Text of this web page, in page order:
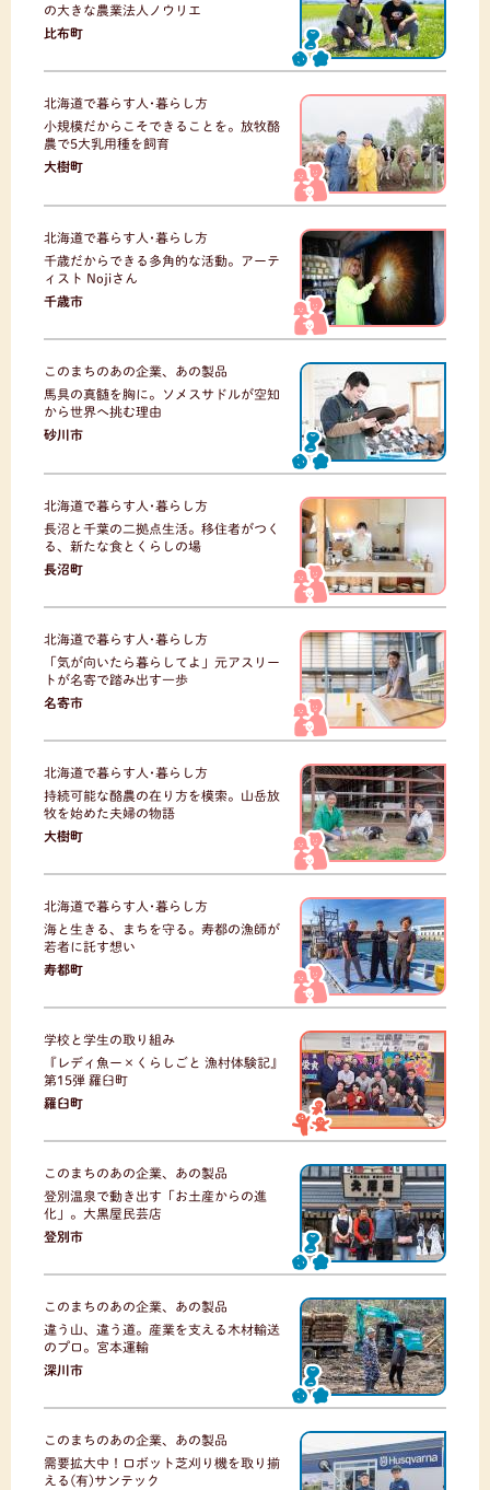
の大きな農業法人ノウリエ
比布町
北海道で暮らす人･暮らし方
小規模だからこそできることを。放牧酪
農で5大乳用種を飼育
大樹町
北海道で暮らす人･暮らし方
千歳だからできる多角的な活動。アーテ
ィスト Nojiさん
千歳市
このまちのあの企業、あの製品
馬具の真髄を胸に。ソメスサドルが空知
から世界へ挑む理由
砂川市
北海道で暮らす人･暮らし方
長沼と千葉の二拠点生活。移住者がつく
る、新たな食とくらしの場
長沼町
北海道で暮らす人･暮らし方
「気が向いたら暮らしてよ」元アスリー
トが名寄で踏み出す一歩
名寄市
北海道で暮らす人･暮らし方
持続可能な酪農の在り方を模索。山岳放
牧を始めた夫婦の物語
大樹町
北海道で暮らす人･暮らし方
海と生きる、まちを守る。寿都の漁師が
若者に託す想い
寿都町
学校と学生の取り組み
『レディ魚ー×くらしごと 漁村体験記』
第15弾 羅臼町
羅臼町
このまちのあの企業、あの製品
登別温泉で動き出す「お土産からの進
化」。大黒屋民芸店
登別市
このまちのあの企業、あの製品
違う山、違う道。産業を支える木材輸送
のプロ。宮本運輸
深川市
このまちのあの企業、あの製品
需要拡大中！ロボット芝刈り機を取り揃
える(有)サンテック